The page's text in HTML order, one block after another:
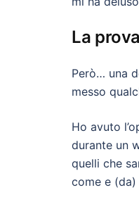
La
Però… una
messo
Ho avuto
durante un
quelli che
come e